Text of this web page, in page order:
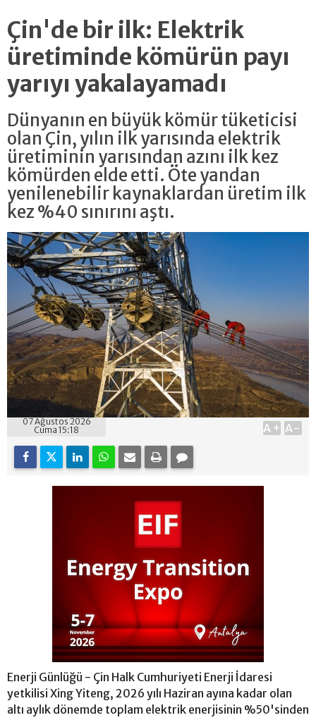
Çin'de bir ilk: Elektrik
üretiminde kömürün payı
yarıyı yakalayamadı
Dünyanın en büyük kömür tüketicisi
olan Çin, yılın ilk yarısında elektrik
üretiminin yarısından azını ilk kez
kömürden elde etti. Öte yandan
yenilenebilir kaynaklardan üretim ilk
kez %40 sınırını aştı.
07 Ağustos 2026
Cuma 15:18
A+ A-
Enerji Günlüğü - Çin Halk Cumhuriyeti Enerji İdaresi
yetkilisi Xing Yiteng, 2026 yılı Haziran ayına kadar olan
altı aylık dönemde toplam elektrik enerjisinin %50'sinden